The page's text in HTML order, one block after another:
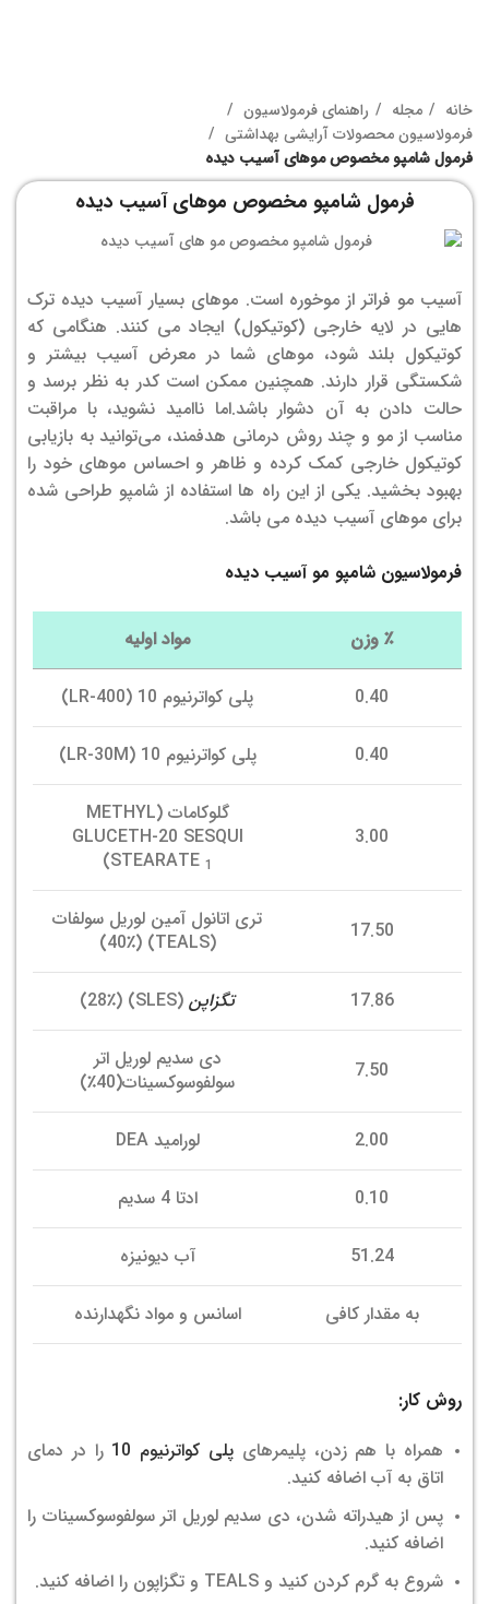
خانه مجله
راهنمای فرمولاسیون
فرمولاسیون محصولات آرایشی بهداشتی
فرمول شامپو مخصوص موهای آسیب دیده
فرمول شامپو مخصوص موهای آسیب دیده
آسیب مو فراتر از موخوره است. موهای بسیار آسیب دیده ترک
هایی در لایه خارجی (کوتیکول) ایجاد می کنند. هنگامی که
کوتیکول بلند شود، موهای شما در معرض آسیب بیشتر و
شکستگی قرار دارند. همچنین ممکن است کدر به نظر برسد و
حالت دادن به آن دشوار باشد.اما ناامید نشوید، با مراقبت
مناسب از مو و چند روش درمانی هدفمند، می‌توانید به بازیابی
کوتیکول خارجی کمک کرده و ظاهر و احساس موهای خود را
بهبود بخشید. یکی از این راه ها استفاده از شامپو طراحی شده
برای موهای آسیب دیده می باشد.
فرمولاسیون شامپو مو آسیب دیده
٪ وزن مواد اولیه
0.40 پلی کواترنیوم 10 (LR-400)
0.40 پلی کواترنیوم 10 (LR-30M)
3.00
گلوکامات (METHYL
GLUCETH-20 SESQUI
STEARATE 1
)
17.50
تری اتانول آمین لوریل سولفات
(TEALS) (40٪)
17.86 تگزاپن (SLES) (28٪)
7.50
دی سدیم لوریل اتر
سولفوسوکسینات(40٪)
2.00 لورامید DEA
0.10 ادتا 4 سدیم
51.24 آب دیونیزه
به مقدار کافی اسانس و مواد نگهدارنده
روش کار:
همراه با هم زدن، پلیمرهای پلی کواترنیوم 10
را در دمای
اتاق به آب اضافه کنید.
پس از هیدراته شدن، دی سدیم لوریل اتر سولفوسوکسینات را
اضافه کنید.
شروع به گرم کردن کنید و TEALS و تگزاپون را اضافه کنید.